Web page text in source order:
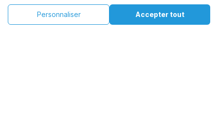
Accepter, vous acceptez de le faire. Plus d'informations peuvent
être trouvées dans notre
politique de cookie.
Accepter tout
Personnaliser
Voir les disponibilités
€132
+
Voir les disponibilités